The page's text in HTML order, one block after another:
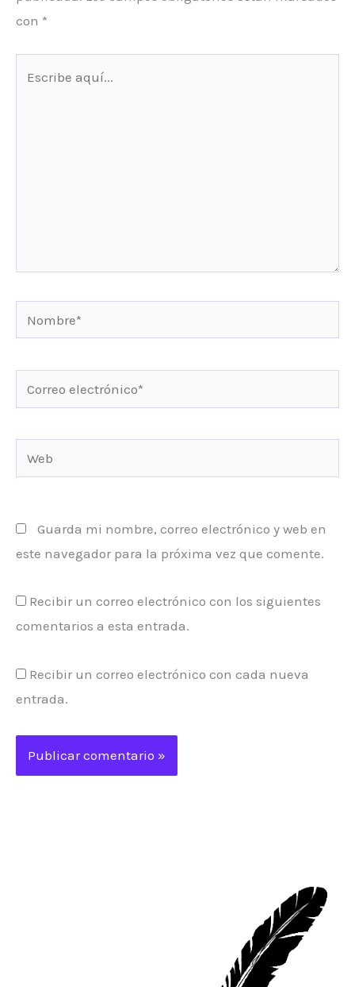
con *
electrónico*
Guarda mi nombre, correo electrónico y web en
este navegador para la próxima vez que comente.
Recibir un correo electrónico con los siguientes
comentarios a esta entrada.
Recibir un correo electrónico con cada nueva
entrada.